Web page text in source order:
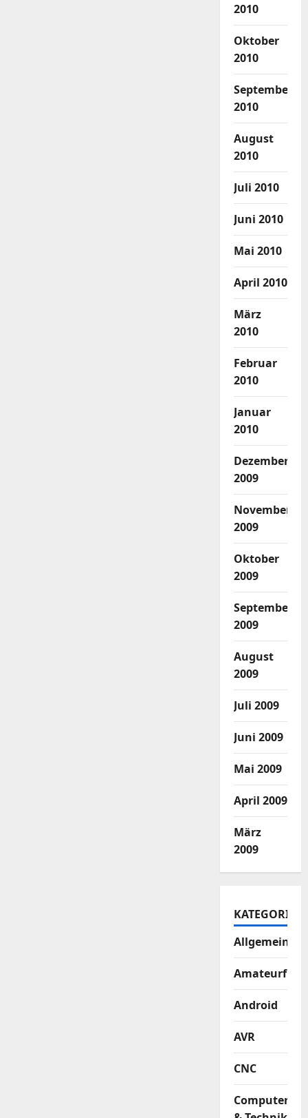
2010
Oktober
2010
September
2010
August
2010
Juli 2010
Juni 2010
Mai 2010
April 2010
März
2010
Februar
2010
Januar
2010
Dezember
2009
November
2009
Oktober
2009
September
2009
August
2009
Juli 2009
Juni 2009
Mai 2009
April 2009
März
2009
KATEGORIEN
Allgemein
Amateurfunk
Android
AVR
CNC
Computer